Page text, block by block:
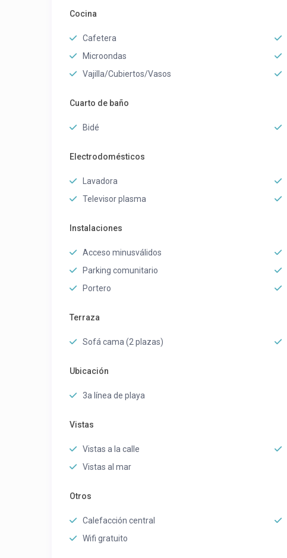
Cocina
Cafetera
Microondas
Vajilla/Cubiertos/Vasos
Cuarto de baño
Bidé
Electrodomésticos
Lavadora
Televisor plasma
Instalaciones
Acceso minusválidos
Parking comunitario
Portero
Terraza
Sofá cama (2 plazas)
Ubicación
3a línea de playa
Vistas
Vistas a la calle
Vistas al mar
Otros
Calefacción central
Wifi gratuito